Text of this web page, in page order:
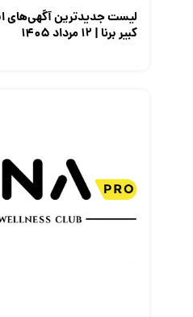
لیست جدیدترین آگهی‌های
کبیر برنا | ۱۲ مرداد ۱۴۰۵